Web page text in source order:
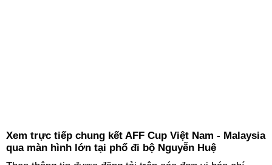
Xem trực tiếp chung kết AFF Cup Việt Nam - Malaysia
qua màn hình lớn tại phố đi bộ Nguyễn Huệ